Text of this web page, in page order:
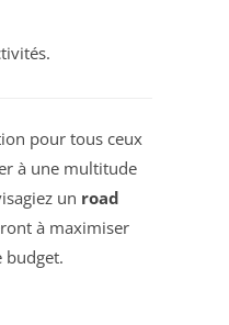
pour tous ceux
à une multitude
un road
à maximiser
budget.